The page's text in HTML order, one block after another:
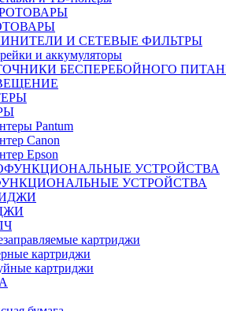
И СЕТЕВЫЕ ФИЛЬТРЫ
и аккумуляторы
БЕСПЕРЕБОЙНОГО
Pantum
Canon
Epson
УСТРОЙСТВА
картриджи
картриджи
картриджи